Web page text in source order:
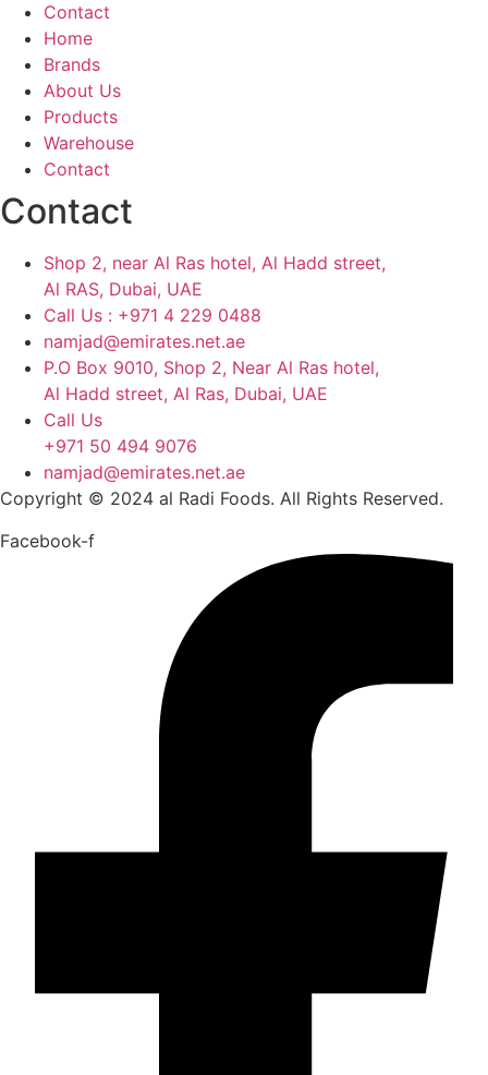
Contact
Home
Brands
About Us
Products
Warehouse
Contact
Contact
Shop 2, near Al Ras hotel, Al Hadd street,
Al RAS, Dubai, UAE
Call Us : +971 4 229 0488
namjad@emirates.net.ae
P.O Box 9010, Shop 2, Near Al Ras hotel,
Al Hadd street, Al Ras, Dubai, UAE
Call Us
+971 50 494 9076
namjad@emirates.net.ae
Copyright © 2024 al Radi Foods. All Rights Reserved.
Facebook-f